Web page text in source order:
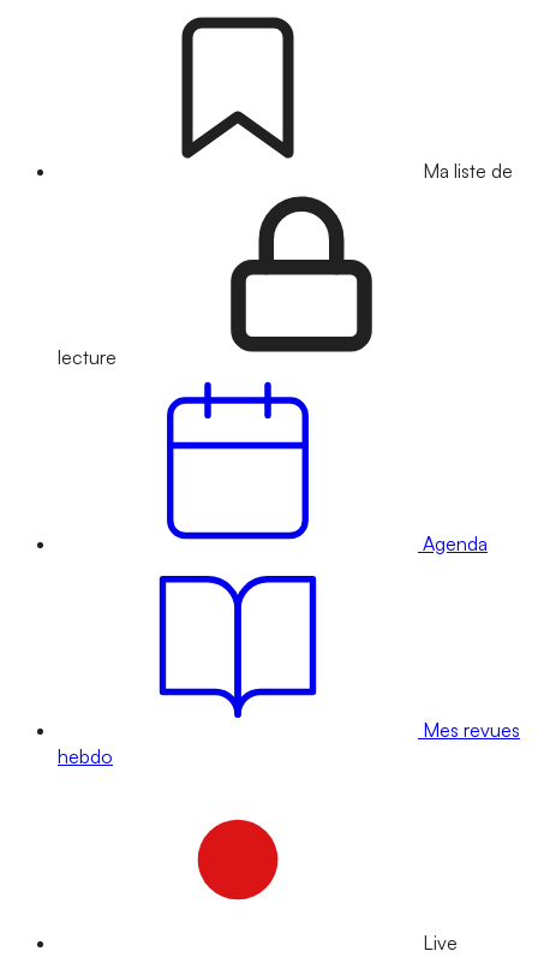
Ma liste de
lecture
Agenda
Mes revues
hebdo
Live